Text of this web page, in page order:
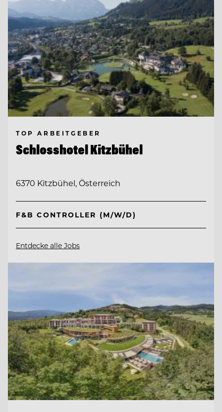
TOP ARBEITGEBER
Schlosshotel Kitzbühel
6370 Kitzbühel, Österreich
F&B CONTROLLER (M/W/D)
Entdecke alle Jobs